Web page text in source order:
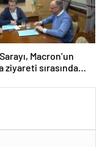
Macron’un
ziyareti sırasında
yalanladı